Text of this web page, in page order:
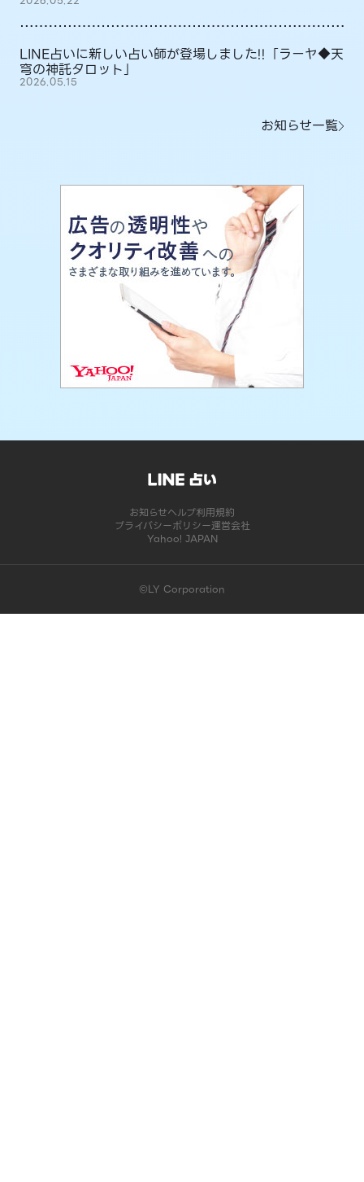
LINE占いに新しい占い師が登場しました!!「ラーヤ◆天
穹の神託タロット」
2026.05.15
お知らせ一覧
お知らせヘルプ利用規約
プライバシーポリシー運営会社
Yahoo! JAPAN
©LY Corporation
このコンテンツは掲載が終了しました | LINE占い